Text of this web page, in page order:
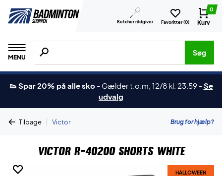
Ketcher rådgiver Favoritter (0)
0
Kurv
MENU
Søg efter produkter, mærker etc.
Søg
👟 Spar 20% på alle sko - Gælder t.o.m, 12/8 kl. 23:59 -Se
udvalg
Tilbage | Victor Brug for hjælp?
Victor R-40200 Shorts White
HALLOWEEN
HALLOWEEN
HALLOWEEN